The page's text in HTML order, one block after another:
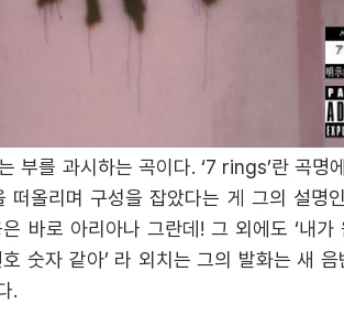
을 끝낸 5번째 풀랭스 음반은 아리아나
u, next’로 또 한 번의 흥행을 예고하고,
돌고래 고음으로, 뒤이어 공개한 ‘7
부를 과시하는 곡이다. ‘7 rings’란 곡명
떠올리며 구성을 잡았다는 게 그의 설명
바로 아리아나 그란데! 그 외에도 ‘내가
숫자 같아’ 라 외치는 그의 발화는 새
.